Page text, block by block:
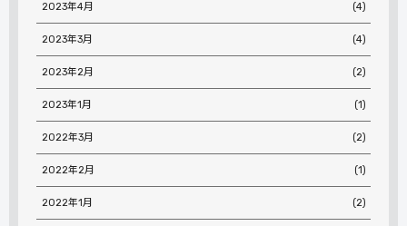
2023年4月 (4)
2023年3月 (4)
2023年2月 (2)
2023年1月 (1)
2022年3月 (2)
2022年2月 (1)
2022年1月 (2)